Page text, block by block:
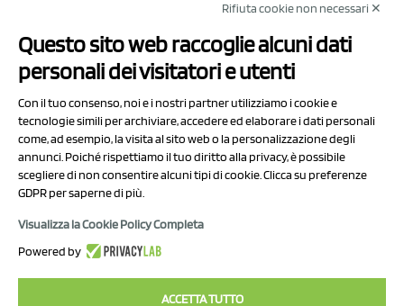
Via Prov.le Sassuolo Vignola 315/1
41057 Spilamberto (MO)
P.I/C.F. 01041460369
REA: MO 208553
Capitale sociale Euro 50.000,00 i.v.
Rifiuta cookie non necessari ✕
Questo sito web raccoglie alcuni dati
personali dei visitatori e utenti
Con il tuo consenso, noi e i nostri partner utilizziamo i cookie e
tecnologie simili per archiviare, accedere ed elaborare i dati personali
come, ad esempio, la visita al sito web o la personalizzazione degli
annunci. Poiché rispettiamo il tuo diritto alla privacy, è possibile
scegliere di non consentire alcuni tipi di cookie. Clicca su preferenze
GDPR per saperne di più.
Visualizza la Cookie Policy Completa
Powered by
ACCETTA TUTTO